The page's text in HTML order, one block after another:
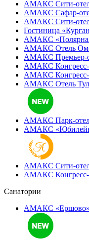
АМАКС Сити-
АМАКС Сафар-
АМАКС Сити-
Гостиница
АМАКС «Полярная
АМАКС Отель
АМАКС Премьер-
АМАКС Конгресс-
АМАКС Конгресс-
АМАКС Отель
АМАКС Парк-
АМАКС
АМАКС Сити-
АМАКС Конгресс-
Санатории
АМАКС «Ершово»